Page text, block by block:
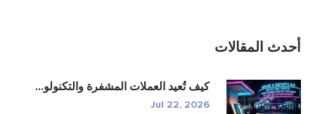
أحدث المقالات
كيف تُعيد العملات المشفرة والتكنولو...
Jul 22, 2026